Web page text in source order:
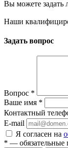
Вы можете задать
Наши
Задать вопрос
Вопрос *
Ваше имя *
Контактный
E-mail
Я согласен на
* — обязательные